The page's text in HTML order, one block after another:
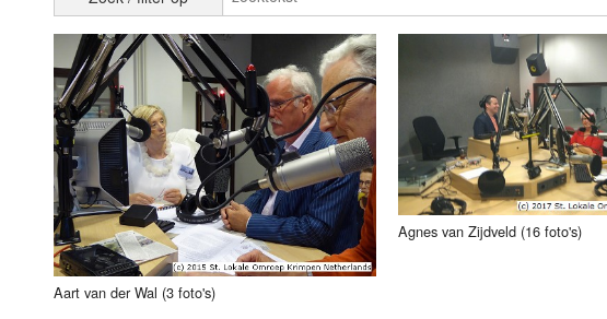
Donderdag
Vrijdag
Zaterdag
Zondag
Luister LOK Live
LOK schijf
Oude LOK programma's
Aart van der Wal (3 foto's)
Agnes van Zijdveld (16 foto's)